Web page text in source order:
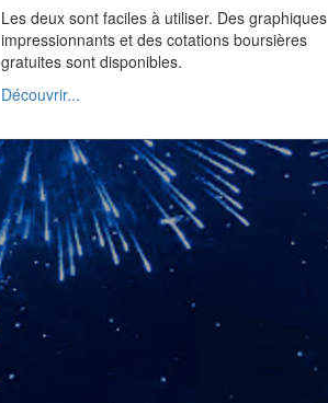
Les deux sont faciles à utiliser. Des graphiques
impressionnants et des cotations boursières
gratuites sont disponibles.
Découvrir...